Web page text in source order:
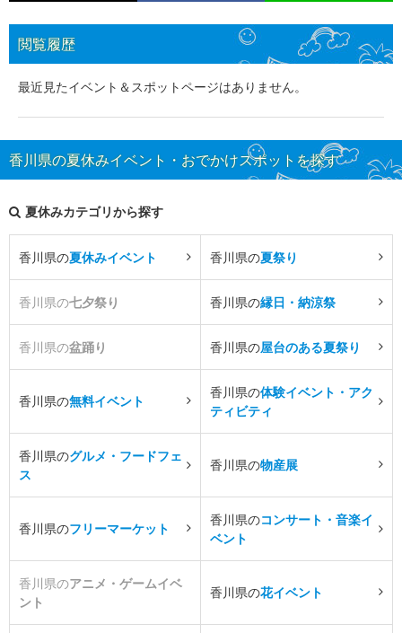
閲覧履歴
最近見たイベント＆スポットページはありません。
香川県の夏休みイベント・おでかけスポットを探す
夏休みカテゴリから探す
香川県の夏休みイベント 香川県の夏祭り
香川県の七夕祭り 香川県の縁日・納涼祭
香川県の盆踊り 香川県の屋台のある夏祭り
香川県の無料イベント
香川県の体験イベント・アク
ティビティ
香川県のグルメ・フードフェ
ス
香川県の物産展
香川県のフリーマーケット
香川県のコンサート・音楽イ
ベント
香川県のアニメ・ゲームイベ
ント
香川県の花イベント